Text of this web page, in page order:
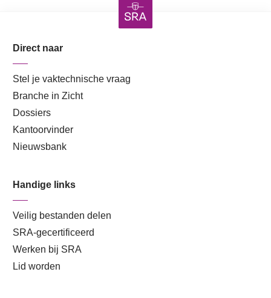
Direct naar
Stel je vaktechnische vraag
Branche in Zicht
Dossiers
Kantoorvinder
Nieuwsbank
Handige links
Veilig bestanden delen
SRA-gecertificeerd
Werken bij SRA
Lid worden